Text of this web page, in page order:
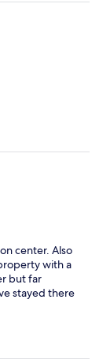
center. Also
with a
but far
stayed there